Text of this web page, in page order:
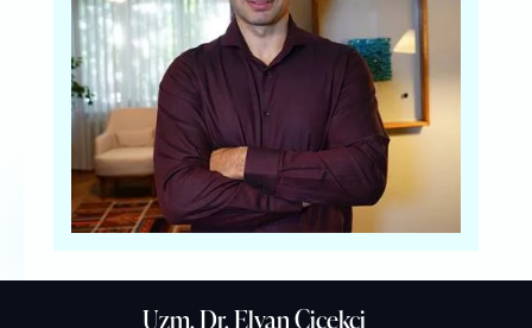
Uzm. Dr. Elvan Çiçekçi